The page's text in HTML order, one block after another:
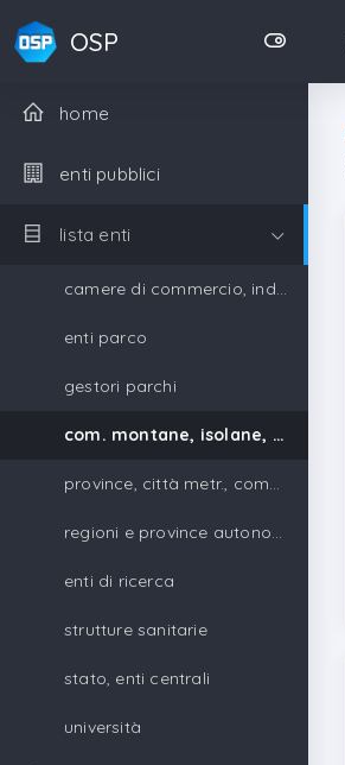
OSP
home
enti pubblici
lista enti
camere di commercio, industria, artigianato e agricoltura
enti parco
gestori parchi
com. montane, isolane, gestori parchi
province, città metr., comuni, unione di comuni
regioni e province autonome
enti di ricerca
strutture sanitarie
stato, enti centrali
università